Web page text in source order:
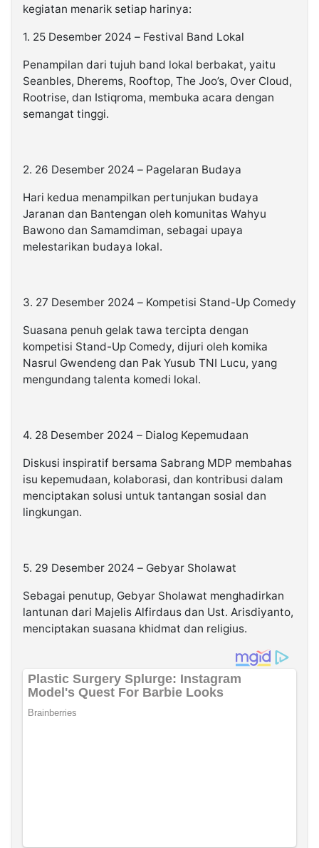
kegiatan menarik setiap harinya:
1. 25 Desember 2024 – Festival Band Lokal
Penampilan dari tujuh band lokal berbakat, yaitu
Seanbles, Dherems, Rooftop, The Joo’s, Over Cloud,
Rootrise, dan Istiqroma, membuka acara dengan
semangat tinggi.
2. 26 Desember 2024 – Pagelaran Budaya
Hari kedua menampilkan pertunjukan budaya
Jaranan dan Bantengan oleh komunitas Wahyu
Bawono dan Samamdiman, sebagai upaya
melestarikan budaya lokal.
3. 27 Desember 2024 – Kompetisi Stand-Up Comedy
Suasana penuh gelak tawa tercipta dengan
kompetisi Stand-Up Comedy, dijuri oleh komika
Nasrul Gwendeng dan Pak Yusub TNI Lucu, yang
mengundang talenta komedi lokal.
4. 28 Desember 2024 – Dialog Kepemudaan
Diskusi inspiratif bersama Sabrang MDP membahas
isu kepemudaan, kolaborasi, dan kontribusi dalam
menciptakan solusi untuk tantangan sosial dan
lingkungan.
5. 29 Desember 2024 – Gebyar Sholawat
Sebagai penutup, Gebyar Sholawat menghadirkan
lantunan dari Majelis Alfirdaus dan Ust. Arisdiyanto,
menciptakan suasana khidmat dan religius.